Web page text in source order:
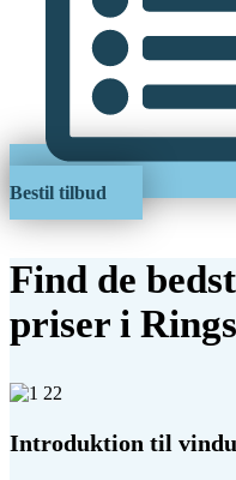
Bestil tilbud
Find de
priser i
Introduktion til